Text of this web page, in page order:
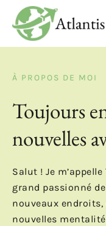
À PROPOS DE MOI
Toujours
nouvelles
Salut ! Je
grand passionné
nouveaux
nouvelles